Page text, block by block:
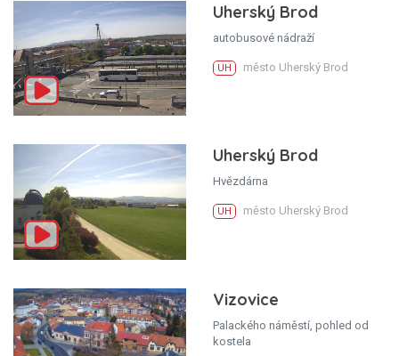
Uherský Brod
autobusové nádraží
UH město Uherský Brod
Uherský Brod
Hvězdárna
UH město Uherský Brod
Vizovice
Palackého náměstí, pohled od
kostela